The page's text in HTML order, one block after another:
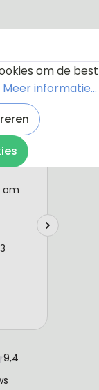
om de best
Meer informatie...